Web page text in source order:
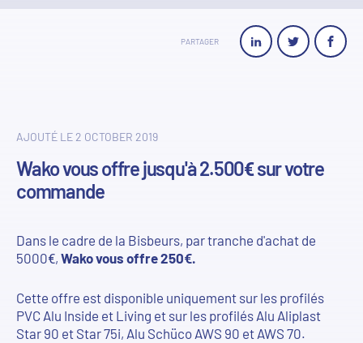
PARTAGER
AJOUTÉ LE 2 OCTOBER 2019
Wako vous offre jusqu'à 2.500€ sur votre
commande
Dans le cadre de la Bisbeurs, par tranche d'achat de
5000€, Wako vous offre 250€.
Cette offre est disponible uniquement sur les profilés
PVC Alu Inside et Living et sur les profilés Alu Aliplast
Star 90 et Star 75i, Alu Schüco AWS 90 et AWS 70.